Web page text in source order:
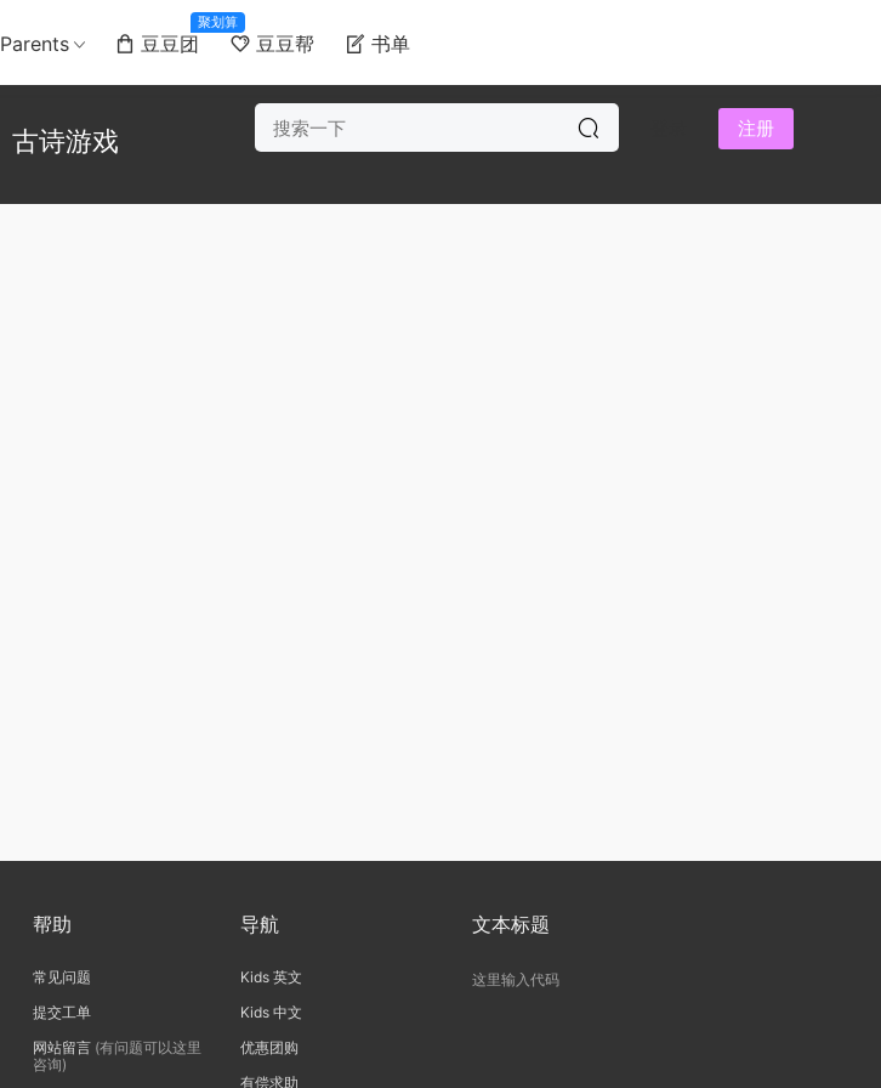
Parents 豆豆团
聚划算
豆豆帮 书单
注册
古诗游戏
帮助
常见问题
提交工单
网站留言 (有问题可以这里
咨询)
导航
Kids 英文
Kids 中文
优惠团购
有偿求助
文本标题
这里输入代码